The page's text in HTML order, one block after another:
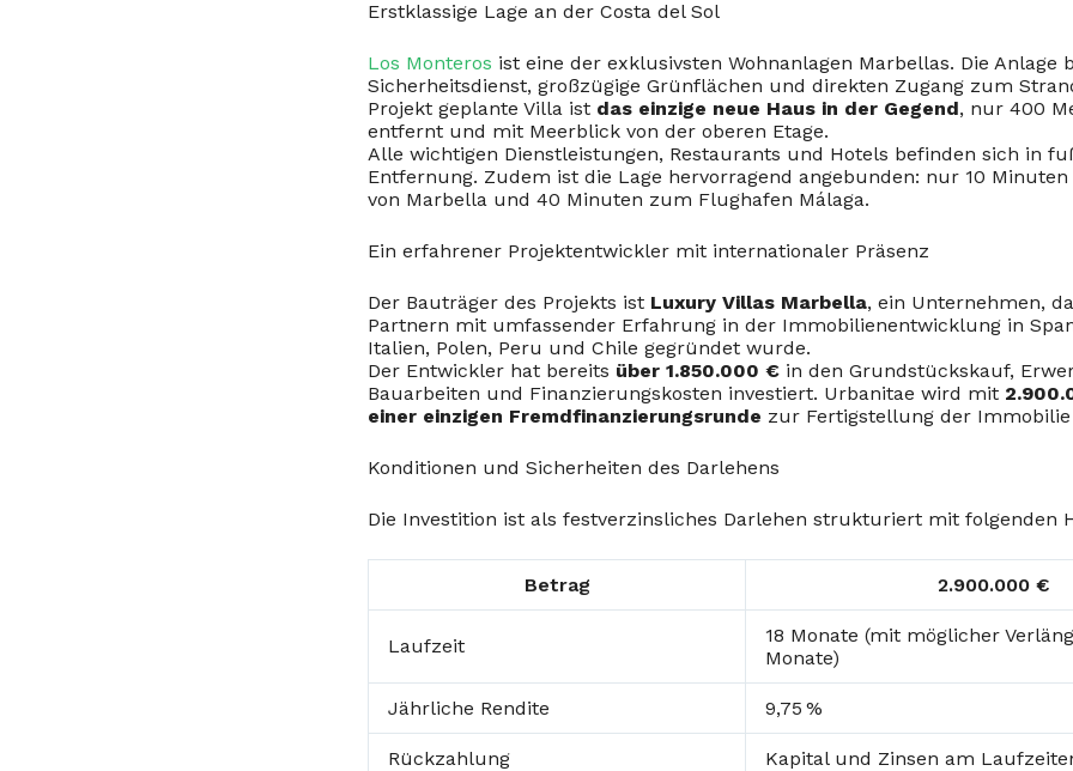
Erstklassige Lage an der Costa del Sol
Los Monteros ist eine der exklusivsten Wohnanlagen Marbellas. Die Anlage
Sicherheitsdienst, großzügige Grünflächen und direkten Zugang zum
Projekt geplante Villa ist das einzige neue Haus in der Gegend, nur 400
entfernt und mit Meerblick von der oberen Etage.
Alle wichtigen Dienstleistungen, Restaurants und Hotels befinden sich in
Entfernung. Zudem ist die Lage hervorragend angebunden: nur 10
von Marbella und 40 Minuten zum Flughafen Málaga.
Ein erfahrener Projektentwickler mit internationaler Präsenz
Der Bauträger des Projekts ist Luxury Villas Marbella, ein Unternehmen,
Partnern mit umfassender Erfahrung in der Immobilienentwicklung in
Italien, Polen, Peru und Chile gegründet wurde.
Der Entwickler hat bereits über 1.850.000 € in den Grundstückskauf,
Bauarbeiten und Finanzierungskosten investiert. Urbanitae wird mit
einer einzigen Fremdfinanzierungsrunde zur Fertigstellung der Immobilie
Konditionen und Sicherheiten des Darlehens
Die Investition ist als festverzinsliches Darlehen strukturiert mit folgenden
Betrag 2.900.000 €
Laufzeit
18 Monate (mit möglicher
Monate)
Jährliche Rendite 9,75 %
Rückzahlung Kapital und Zinsen am